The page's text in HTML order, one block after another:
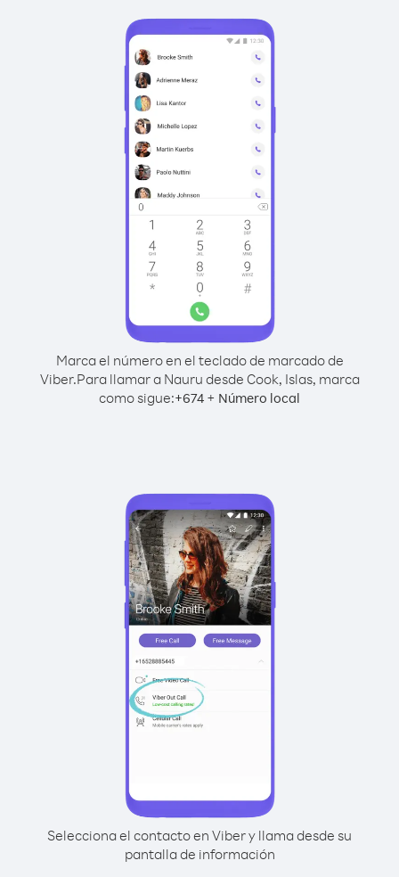
Marca el número en el teclado de marcado de
Viber.Para llamar a Nauru desde Cook, Islas, marca
como sigue:+674 + Número local
Selecciona el contacto en Viber y llama desde su
pantalla de información